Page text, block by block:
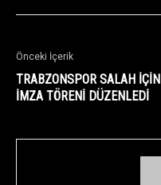
Önceki İçerik
TRABZONSPOR SALAH İÇİN
İMZA TÖRENİ DÜZENLEDİ